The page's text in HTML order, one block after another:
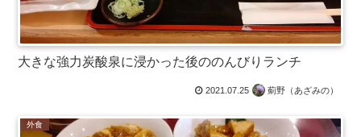
大きな強力炭酸泉に浸かった後ののんびりランチ
2021.07.25 薊野（あざみの）
外食